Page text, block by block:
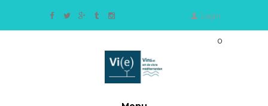
Login
0